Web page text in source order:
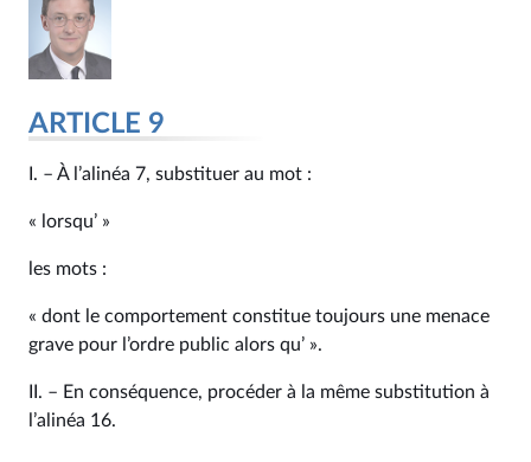
ARTICLE 9
I. – À l’alinéa 7, substituer au mot :
« lorsqu’ »
les mots :
« dont le comportement constitue toujours une menace
grave pour l’ordre public alors qu’ ».
II. – En conséquence, procéder à la même substitution à
l’alinéa 16.